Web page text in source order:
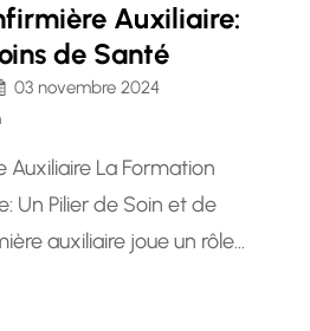
Auxiliaire:
de Santé
03 novembre 2024
Auxiliaire La Formation
Un Pilier de Soin et de
auxiliaire joue un rôle
aux infirmières et